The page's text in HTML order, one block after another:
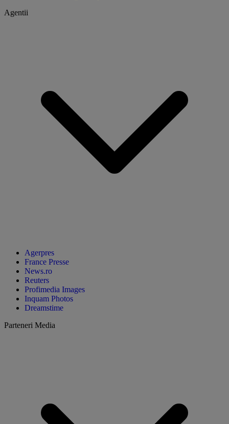
Agentii
Agerpres
France Presse
News.ro
Reuters
Profimedia Images
Inquam Photos
Dreamstime
Parteneri Media